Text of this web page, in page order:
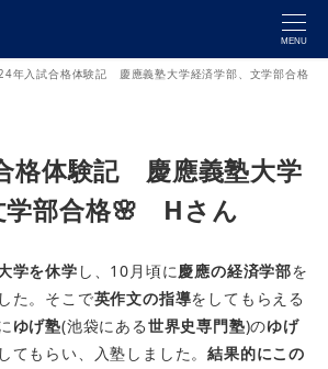
MENU
年入試合格体験記 慶應義塾大学経済学部、文学部合格
格体験記 慶應義塾大学
学部合格🌸 Hさん
学を休学 し、10月頃に慶應の経済学部を
た。そこで英作文の指導をしてもらえる
ゆげ塾(池袋にある世界史専門塾)のゆげ
てもらい、入塾しました。結果的にこの